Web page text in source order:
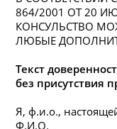
864/2001 ОТ 20
КОНСУЛЬСТВО
ЛЮБЫЕ
Текст
без присутствия
Я, ф.и.о.,